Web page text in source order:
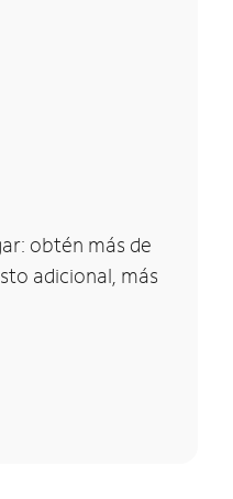
obtén más de
adicional, más